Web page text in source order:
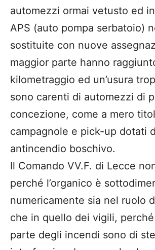
automezzi ormai vetusto ed
APS (auto pompa serbatoio)
sostituite con nuove
maggior parte hanno
kilometraggio ed un’usura
sono carenti di automezzi di
concezione, come a mero
campagnole e pick-up dotati
antincendio boschivo.
Il Comando VV.F. di Lecce
perché l’organico è
numericamente sia nel ruolo
che in quello dei vigili,
parte degli incendi sono di